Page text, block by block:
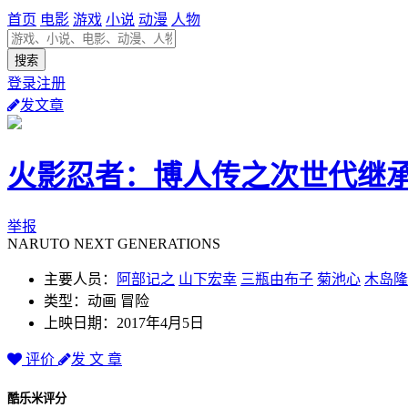
首页 电影 游戏 小说 动漫 人物
登录注册
发文章
火影忍者：博人传之次世代继
举报
NARUTO NEXT GENERATIONS
主要人员： 阿部记之 山下宏幸 三瓶由布子 菊池心 木岛
类型：动画 冒险
上映日期：2017年4月5日
评价 发 文 章
酷乐米评分